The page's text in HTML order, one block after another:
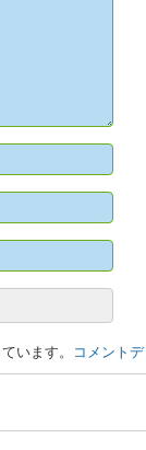
います。
コメントデ